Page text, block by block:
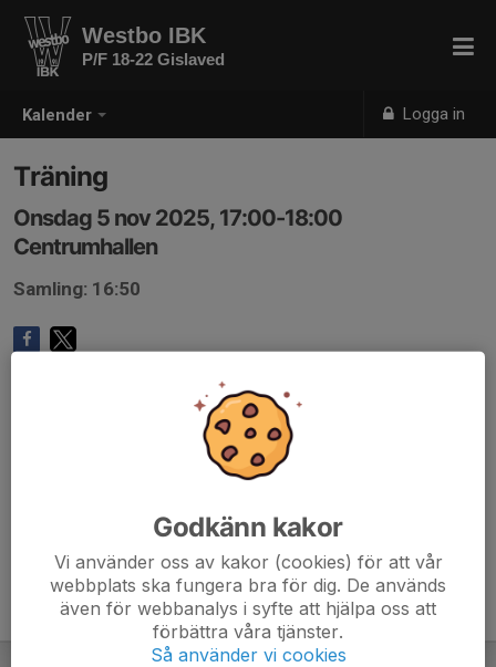
Kalender Logga in
Westbo IBK
P/F 18-22 Gislaved
Träning
Onsdag 5 nov 2025, 17:00-18:00
Centrumhallen
Samling: 16:50
Godkänn kakor
Vi använder oss av kakor (cookies) för att vår
webbplats ska fungera bra för dig. De används
även för webbanalys i syfte att hjälpa oss att
förbättra våra tjänster.
Så använder vi cookies